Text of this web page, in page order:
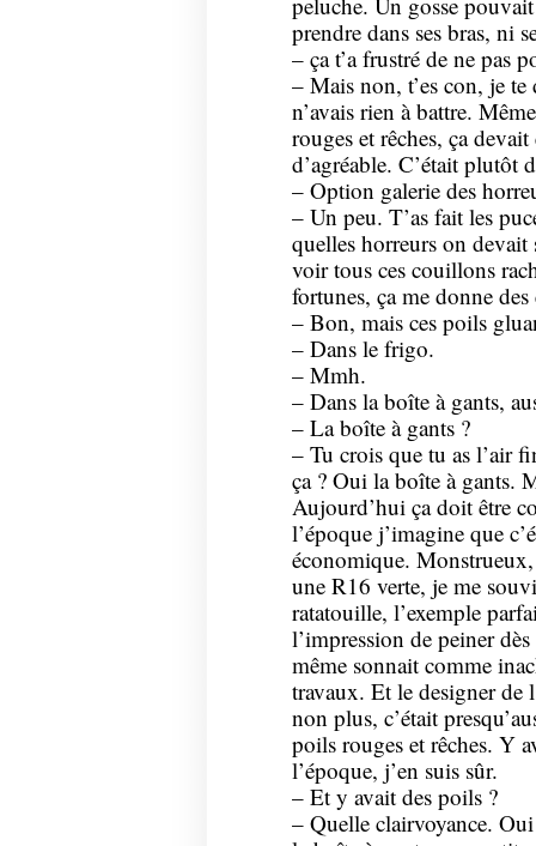
prendre dans ses bras, ni
– ça t’a frustré de ne pas
– Mais non, t’es con, je te
n’avais rien à battre.
rouges et rêches, ça
d’agréable. C’était plutôt
– Option galerie des
– Un peu. T’as fait les
quelles horreurs on devait
voir tous ces couillons
fortunes, ça me donne
– Bon, mais ces poils
– Dans le frigo.
– Mmh.
– Dans la boîte à gants,
– La boîte à gants ?
– Tu crois que tu as l’air
ça ? Oui la boîte à gants.
Aujourd’hui ça doit être
l’époque j’imagine que
économique.
une R16 verte, je me
ratatouille, l’exemple
l’impression de peiner
même sonnait comme
travaux. Et le designer de
non plus, c’était
poils rouges et rêches. Y
l’époque, j’en suis sûr.
– Et y avait des poils ?
– Quelle clairvoyance.